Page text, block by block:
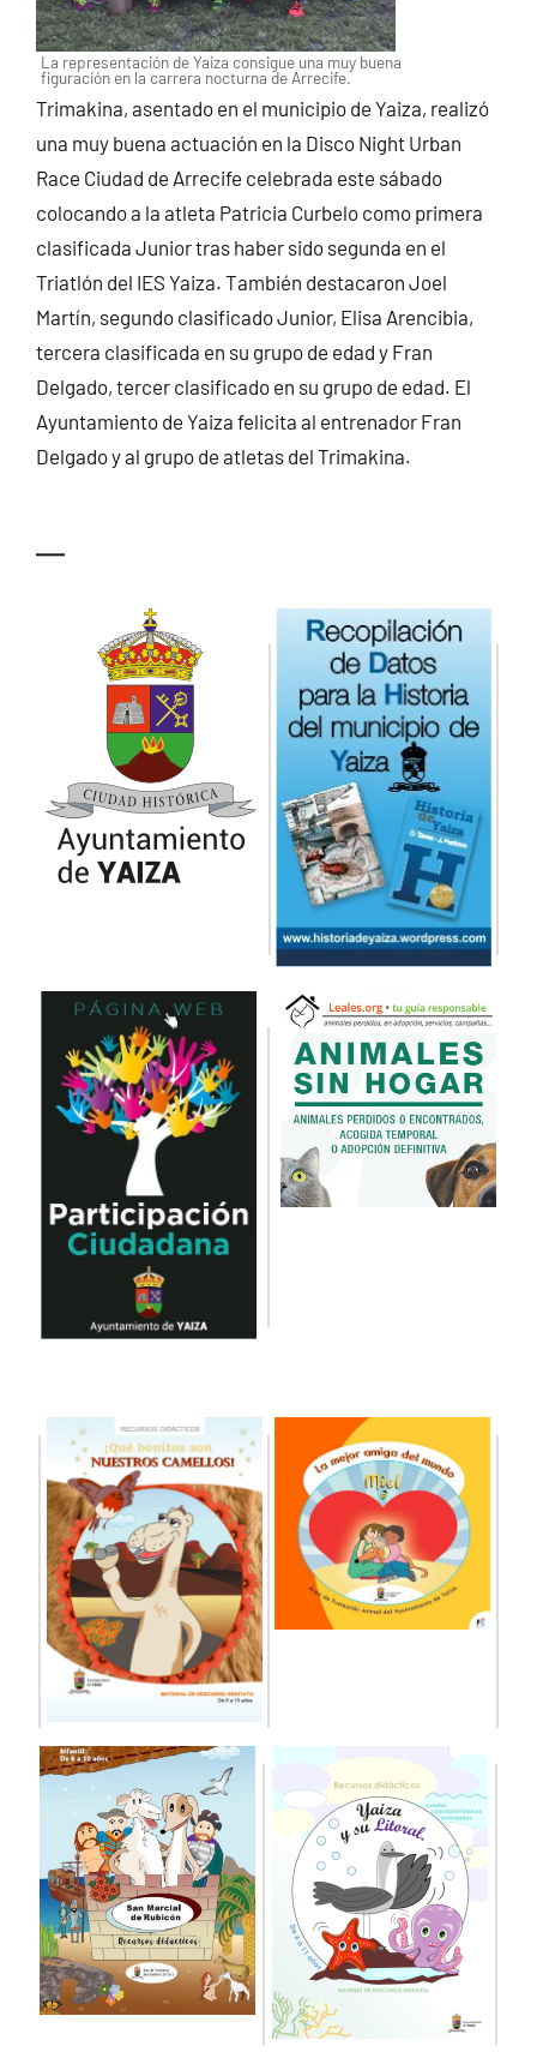
La representación de Yaiza consigue una muy buena
figuración en la carrera nocturna de Arrecife.
Trimakina, asentado en el municipio de Yaiza, realizó
una muy buena actuación en la Disco Night Urban
Race Ciudad de Arrecife celebrada este sábado
colocando a la atleta Patricia Curbelo como primera
clasificada Junior tras haber sido segunda en el
Triatlón del IES Yaiza. También destacaron Joel
Martín, segundo clasificado Junior, Elisa Arencibia,
tercera clasificada en su grupo de edad y Fran
Delgado, tercer clasificado en su grupo de edad. El
Ayuntamiento de Yaiza felicita al entrenador Fran
Delgado y al grupo de atletas del Trimakina.
—